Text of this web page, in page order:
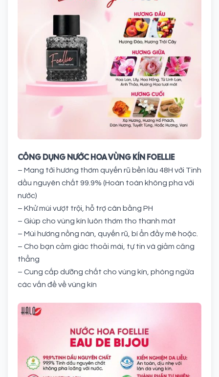
CÔNG DỤNG NƯỚC HOA VÙNG KÍN FOELLIE
– Mang tới hương thơm quyến rũ bền lâu 48H với Tinh
dầu nguyên chất 99.9% (Hoàn toàn không pha với
nước)
– Khử mùi vượt trội, hỗ trợ cân bằng PH
– Giúp cho vùng kín luôn thơm tho thanh mát
– Mùi hương nồng nàn, quyến rũ, bí ẩn đầy mê hoặc.
– Cho bạn cảm giác thoải mái, tự tin và giảm căng
thẳng
– Cung cấp dưỡng chất cho vùng kín, phòng ngừa
các vấn đề về vùng kín